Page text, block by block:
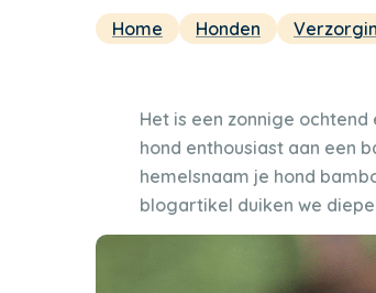
Home Honden
Het is een zonnige
hond enthousiast aan een
hemelsnaam je hond
blogartikel duiken we